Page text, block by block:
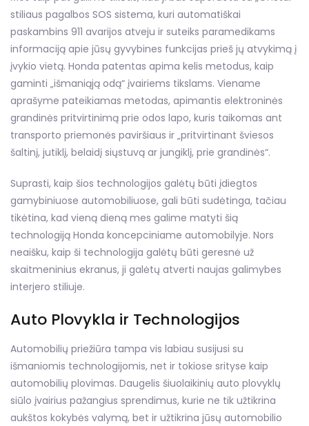
stiliaus pagalbos SOS sistema, kuri automatiškai
paskambins 911 avarijos atveju ir suteiks paramedikams
informaciją apie jūsų gyvybines funkcijas prieš jų atvykimą į
įvykio vietą. Honda patentas apima kelis metodus, kaip
gaminti „išmaniąją odą“ įvairiems tikslams. Viename
aprašyme pateikiamas metodas, apimantis elektroninės
grandinės pritvirtinimą prie odos lapo, kuris taikomas ant
transporto priemonės paviršiaus ir „pritvirtinant šviesos
šaltinį, jutiklį, belaidį siųstuvą ar jungiklį, prie grandinės“.
Suprasti, kaip šios technologijos galėtų būti įdiegtos
gamybiniuose automobiliuose, gali būti sudėtinga, tačiau
tikėtina, kad vieną dieną mes galime matyti šią
technologiją Honda koncepciniame automobilyje. Nors
neaišku, kaip ši technologija galėtų būti geresnė už
skaitmeninius ekranus, ji galėtų atverti naujas galimybes
interjero stiliuje.
Auto Plovykla ir Technologijos
Automobilių priežiūra tampa vis labiau susijusi su
išmaniomis technologijomis, net ir tokiose srityse kaip
automobilių plovimas. Daugelis šiuolaikinių auto plovyklų
siūlo įvairius pažangius sprendimus, kurie ne tik užtikrina
aukštos kokybės valymą, bet ir užtikrina jūsų automobilio